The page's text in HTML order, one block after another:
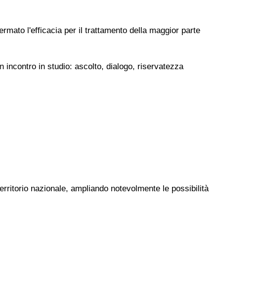
l'efficacia per il trattamento della maggior parte
incontro in studio: ascolto, dialogo, riservatezza
nazionale, ampliando notevolmente le possibilità